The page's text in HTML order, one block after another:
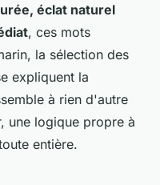
éclat naturel
, ces mots
la sélection des
expliquent la
à rien d'autre
une logique propre à
entière.